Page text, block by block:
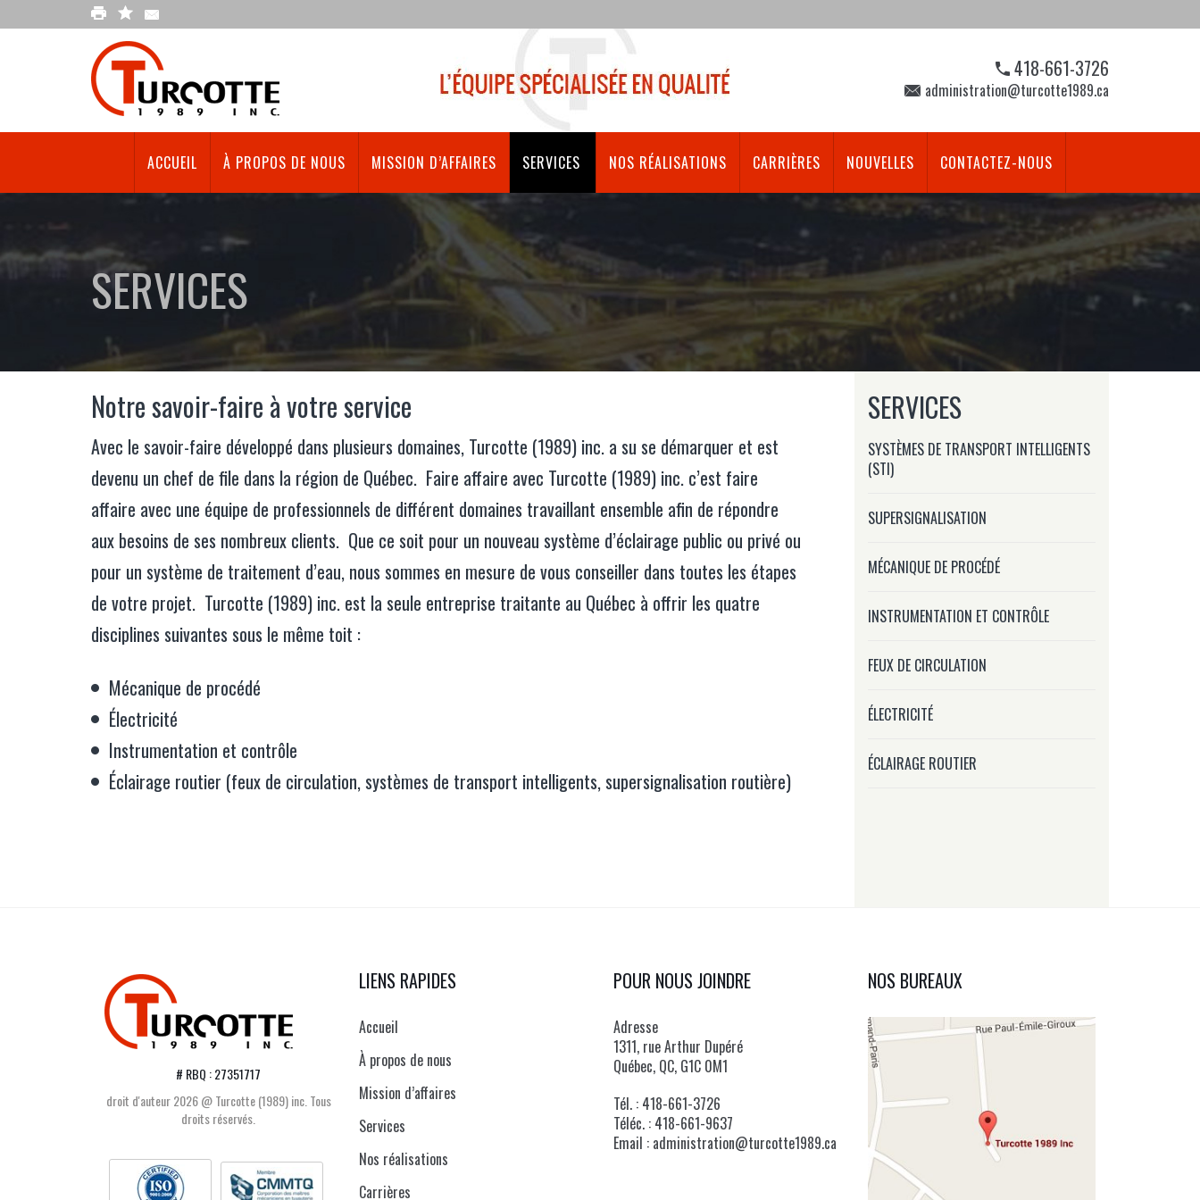
418-661-3726
administration@turcotte1989.ca
ACCUEIL À PROPOS DE NOUS MISSION D’AFFAIRES SERVICES NOS RÉALISATIONS CARRIÈRES NOUVELLES CONTACTEZ-NOUS
SERVICES
Notre savoir-faire à votre service
Avec le savoir-faire développé dans plusieurs domaines, Turcotte (1989) inc. a su se démarquer et est
devenu un chef de file dans la région de Québec. Faire affaire avec Turcotte (1989) inc. c’est faire
affaire avec une équipe de professionnels de différent domaines travaillant ensemble afin de répondre
aux besoins de ses nombreux clients. Que ce soit pour un nouveau système d’éclairage public ou privé ou
pour un système de traitement d’eau, nous sommes en mesure de vous conseiller dans toutes les étapes
de votre projet. Turcotte (1989) inc. est la seule entreprise traitante au Québec à offrir les quatre
disciplines suivantes sous le même toit :
Mécanique de procédé
Électricité
Instrumentation et contrôle
Éclairage routier (feux de circulation, systèmes de transport intelligents, supersignalisation routière)
SERVICES
SYSTÈMES DE TRANSPORT INTELLIGENTS
(STI)
SUPERSIGNALISATION
MÉCANIQUE DE PROCÉDÉ
INSTRUMENTATION ET CONTRÔLE
FEUX DE CIRCULATION
ÉLECTRICITÉ
ÉCLAIRAGE ROUTIER
# RBQ : 27351717
droit d'auteur 2026 @ Turcotte (1989) inc. Tous
droits réservés.
LIENS RAPIDES
Accueil
À propos de nous
Mission d’affaires
Services
Nos réalisations
Carrières
POUR NOUS JOINDRE
Adresse
1311, rue Arthur Dupéré
Québec, QC, G1C 0M1
Tél. : 418-661-3726
Téléc. : 418-661-9637
Email : administration@turcotte1989.ca
NOS BUREAUX